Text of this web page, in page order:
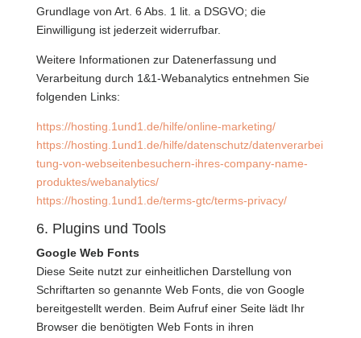
Grundlage von Art. 6 Abs. 1 lit. a DSGVO; die
Einwilligung ist jederzeit widerrufbar.
Weitere Informationen zur Datenerfassung und
Verarbeitung durch 1&1-Webanalytics entnehmen Sie
folgenden Links:
https://hosting.1und1.de/hilfe/online-marketing/
https://hosting.1und1.de/hilfe/datenschutz/datenverarbei
tung-von-webseitenbesuchern-ihres-company-name-
produktes/webanalytics/
https://hosting.1und1.de/terms-gtc/terms-privacy/
6. Plugins und Tools
Google Web Fonts
Diese Seite nutzt zur einheitlichen Darstellung von
Schriftarten so genannte Web Fonts, die von Google
bereitgestellt werden. Beim Aufruf einer Seite lädt Ihr
Browser die benötigten Web Fonts in ihren